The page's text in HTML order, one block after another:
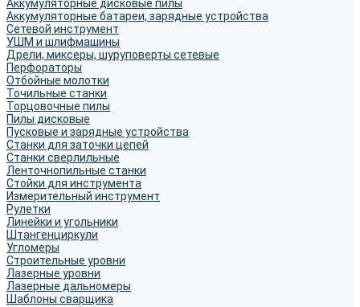
Аккумуляторные дисковые пилы
Аккумуляторные батареи, зарядные устройства
Сетевой инструмент
УШМ и шлифмашины
Дрели, миксеры, шуруповерты сетевые
Перфораторы
Отбойные молотки
Точильные станки
Торцовочные пилы
Пилы дисковые
Пусковые и зарядные устройства
Станки для заточки цепей
Станки сверлильные
Ленточнопильные станки
Стойки для инструмента
Измерительный инструмент
Рулетки
Линейки и угольники
Штангенциркули
Угломеры
Строительные уровни
Лазерные уровни
Лазерные дальномеры
Шаблоны сварщика